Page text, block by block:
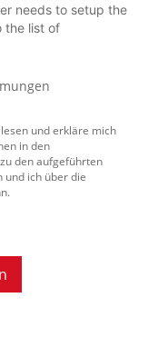
needs to setup the
the list of
und erkläre mich
in den
den aufgeführten
ich über die